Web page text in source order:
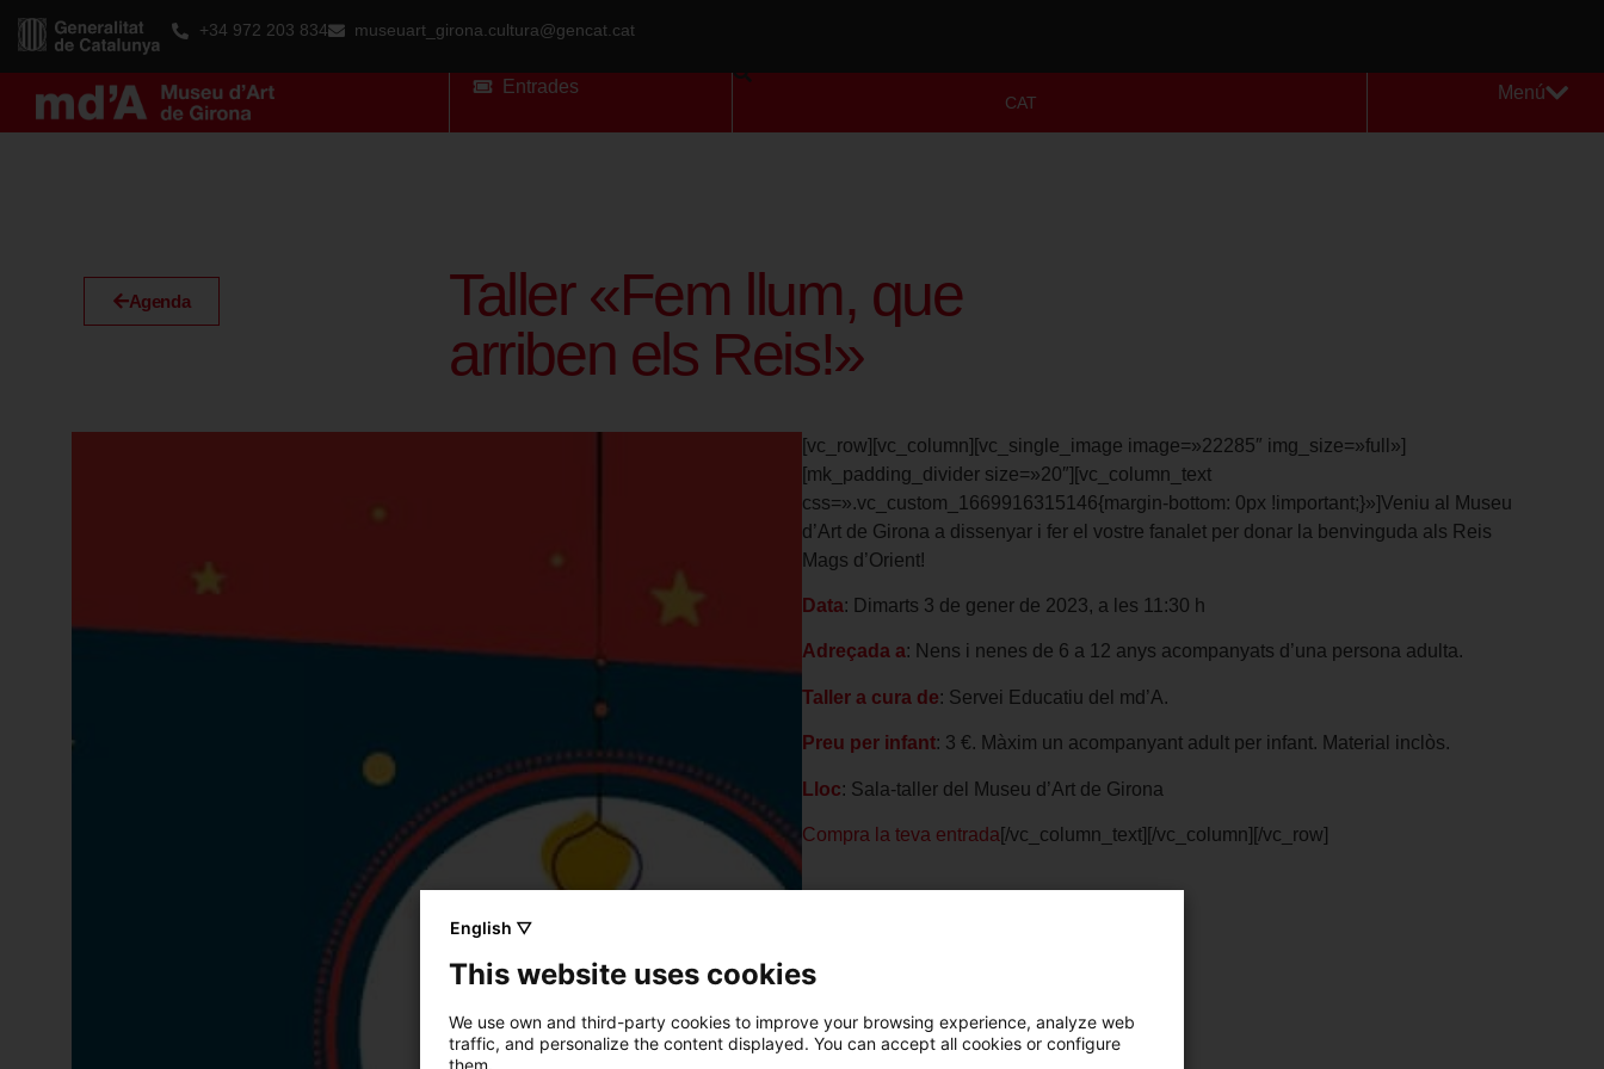
+34 972 203 834 museuart_girona.cultura@gencat.cat
Entrades
CAT
Menú
Agenda
Taller «Fem llum, que
arriben els Reis!»
[vc_row][vc_column][vc_single_image image=»22285″ img_size=»full»]
[mk_padding_divider size=»20″][vc_column_text
css=».vc_custom_1669916315146{margin-bottom: 0px !important;}»]Veniu al Museu
d’Art de Girona a dissenyar i fer el vostre fanalet per donar la benvinguda als Reis
Mags d’Orient!
Data: Dimarts 3 de gener de 2023, a les 11:30 h
Adreçada a: Nens i nenes de 6 a 12 anys acompanyats d’una persona adulta.
Taller a cura de: Servei Educatiu del md’A.
Preu per infant: 3 €. Màxim un acompanyant adult per infant. Material inclòs.
Lloc: Sala-taller del Museu d’Art de Girona
Compra la teva entrada [/vc_column_text][/vc_column][/vc_row]
English ▽
This website uses cookies
We use own and third-party cookies to improve your browsing experience, analyze web
traffic, and personalize the content displayed. You can accept all cookies or configure
them.